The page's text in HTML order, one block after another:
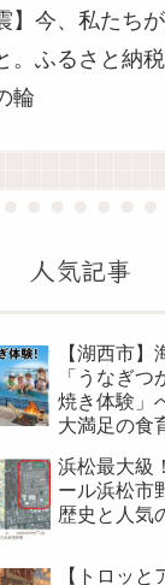
】今、私たち
。ふるさと納
輪
人気記事
【湖西市】
「うなぎつ
焼き体験」
大満足の食
浜松最大級
ール浜松市
歴史と人気
【トロッと